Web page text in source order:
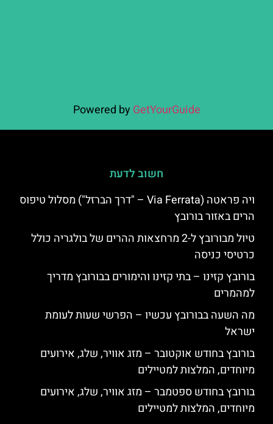
Powered by GetYourGuide
חשוב לדעת
ויה פראטה (Via Ferrata – "דרך הברזל") מסלול טיפוס
הרים באזור בורובץ
טיול מבורובץ ל-2 מרחצאות ההרים של בולגריה כולל
כרטיסי כניסה
בורובץ קזינו – בתי קזינו והימורים בבורובץ מדריך
למהמרים
מה השעה בבורובץ עכשיו – הפרשי שעות לעומת
ישראל
בורובץ בחודש אוקטובר – מזג אוויר, שלג, אירועים
מיוחדים, המלצות למטיילים
בורובץ בחודש ספטמבר – מזג אוויר, שלג, אירועים
מיוחדים, המלצות למטיילים